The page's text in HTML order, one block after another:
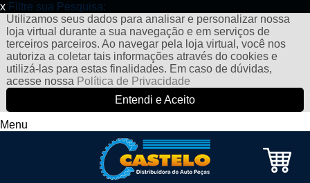
x Filtre sua Pesquisa:
Utilizamos seus dados para analisar e personalizar nossa
loja virtual durante a sua navegação e em serviços de
terceiros parceiros. Ao navegar pela loja virtual, você nos
autoriza a coletar tais informações através do cookies e
utilizá-las para estas finalidades. Em caso de dúvidas,
acesse nossa Política de Privacidade
Entendi e Aceito
Menu